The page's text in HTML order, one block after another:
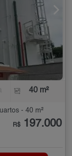
40 m²
- 40 m²
R$ 197.000